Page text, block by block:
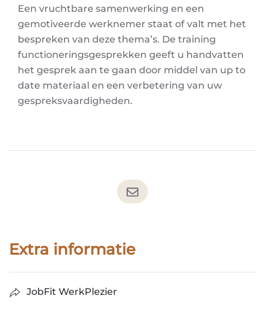
Een vruchtbare samenwerking en een
gemotiveerde werknemer staat of valt met het
bespreken van deze thema’s. De training
functioneringsgesprekken geeft u handvatten
het gesprek aan te gaan door middel van up to
date materiaal en een verbetering van uw
gespreksvaardigheden.
Extra informatie
JobFit WerkPlezier